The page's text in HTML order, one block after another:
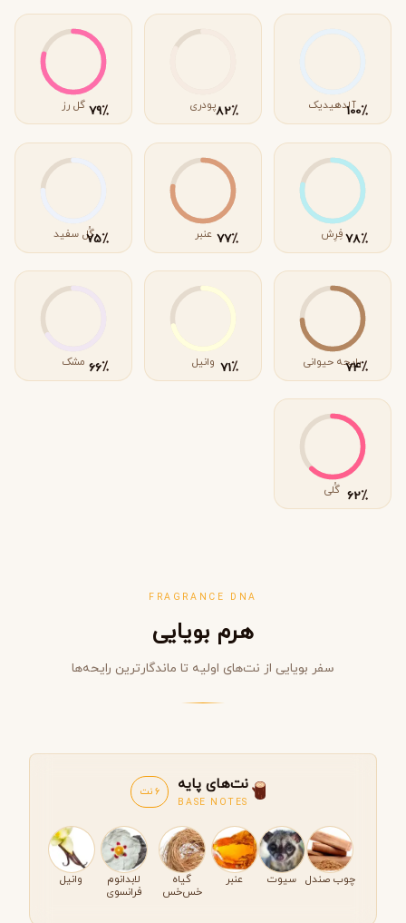
٪100
آلدهیدیک ٪82پودری ٪79 گل رز
٪78فِرِش ٪77 عنبر ٪75گُل سفید
٪74
رایحه حیوانی ٪71 وانیل ٪66 مشک
٪62 گُلی
FRAGRANCE DNA
هرم بویایی
سفر بویایی از نت‌های اولیه تا ماندگارترین رایحه‌ها
نت‌های پایه
BASE NOTES
6 نت
چوب صندل سیوت عنبر
گیاه
خس‌خس
لابدانوم
فرانسوی
وانیل